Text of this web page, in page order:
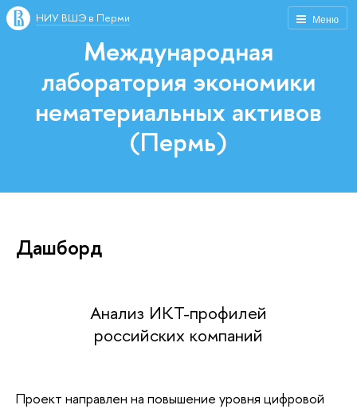
Меню
НИУ ВШЭ в Перми
Международная
лаборатория экономики
нематериальных активов
(Пермь)
Дашборд
Анализ ИКТ-профилей
российских компаний
Проект направлен на повышение уровня цифровой